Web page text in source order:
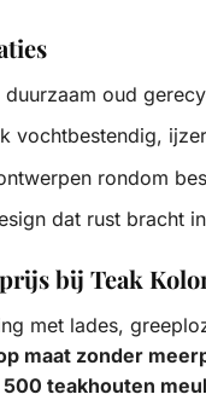
duurzaam oud
vochtbestendig,
rondom
dat rust bracht
bij Teak
met lades,
maat zonder
teakhouten